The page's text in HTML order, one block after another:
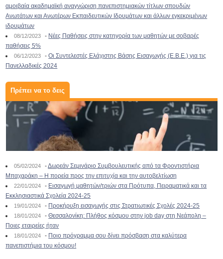
αμοιβαία ακαδημαϊκή αναγνώριση πανεπιστημιακών τίτλων σπουδών
Ανωτάτων και Ανωτέρων Εκπαιδευτικών Ιδρυμάτων και άλλων εγκεκριμένων
ιδρυμάτων
08/12/2023 - Νέες Παθήσεις στην κατηγορία των μαθητών με σοβαρές
παθήσεις 5%
06/12/2023 -Οι Συντελεστές Ελάχιστης Βάσης Εισαγωγής (Ε.Β.Ε.) για τις
Πανελλαδικές 2024
Πρέπει να το δεις
05/02/2024 -Δωρεάν Σεμινάριο Συμβουλευτικής από τα Φροντιστήρια
Μπαχαράκη – Η πορεία προς την επιτυχία και την αυτοβελτίωση
22/01/2024 - Εισαγωγή μαθητών/τριών στα Πρότυπα, Πειραματικά και τα
Εκκλησιαστικά Σχολεία 2024-25
19/01/2024 - Προκήρυξη εισαγωγής στις Στρατιωτικές Σχολές 2024-25
18/01/2024 -Θεσσαλονίκη: Πλήθος κόσμου στην job day στη Νεάπολη –
Ποιες εταιρείες ήταν
18/01/2024 - Ποιο πρόγραμμα σου δίνει πρόσβαση στα καλύτερα
πανεπιστήμια του κόσμου!